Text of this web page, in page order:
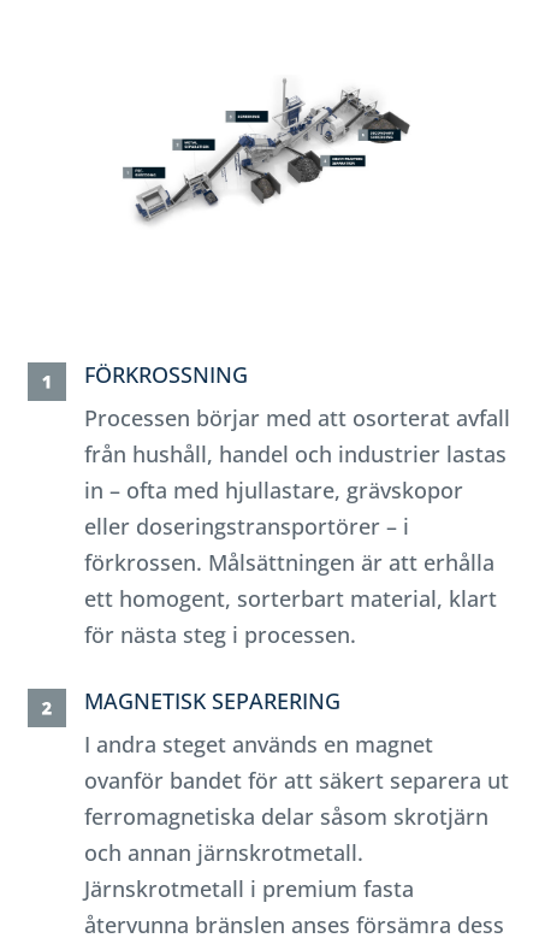
FÖRKROSSNING
Processen börjar med att osorterat avfall
från hushåll, handel och industrier lastas
in – ofta med hjullastare, grävskopor
eller doseringstransportörer – i
förkrossen. Målsättningen är att erhålla
ett homogent, sorterbart material, klart
för nästa steg i processen.
MAGNETISK SEPARERING
I andra steget används en magnet
ovanför bandet för att säkert separera ut
ferromagnetiska delar såsom skrotjärn
och annan järnskrotmetall.
Järnskrotmetall i premium fasta
återvunna bränslen anses försämra dess